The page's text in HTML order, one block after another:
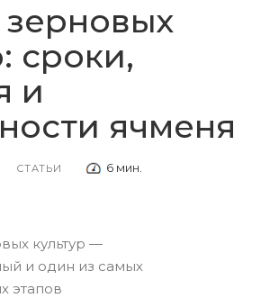
сроки,
и
ячменя
СТАТЬИ
6 мин.
культур —
и один из самых
этапов